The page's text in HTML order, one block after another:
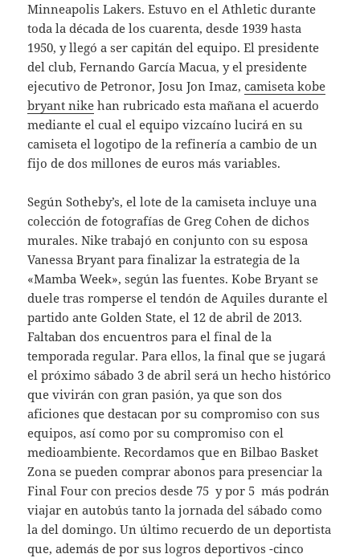
Minneapolis Lakers. Estuvo en el Athletic durante
toda la década de los cuarenta, desde 1939 hasta
1950, y llegó a ser capitán del equipo. El presidente
del club, Fernando García Macua, y el presidente
ejecutivo de Petronor, Josu Jon Imaz,camiseta kobe
bryant nike han rubricado esta mañana el acuerdo
mediante el cual el equipo vizcaíno lucirá en su
camiseta el logotipo de la refinería a cambio de un
fijo de dos millones de euros más variables.
Según Sotheby’s, el lote de la camiseta incluye una
colección de fotografías de Greg Cohen de dichos
murales. Nike trabajó en conjunto con su esposa
Vanessa Bryant para finalizar la estrategia de la
«Mamba Week», según las fuentes. Kobe Bryant se
duele tras romperse el tendón de Aquiles durante el
partido ante Golden State, el 12 de abril de 2013.
Faltaban dos encuentros para el final de la
temporada regular. Para ellos, la final que se jugará
el próximo sábado 3 de abril será un hecho histórico
que vivirán con gran pasión, ya que son dos
aficiones que destacan por su compromiso con sus
equipos, así como por su compromiso con el
medioambiente. Recordamos que en Bilbao Basket
Zona se pueden comprar abonos para presenciar la
Final Four con precios desde 75  y por 5  más podrán
viajar en autobús tanto la jornada del sábado como
la del domingo. Un último recuerdo de un deportista
que, además de por sus logros deportivos -cinco